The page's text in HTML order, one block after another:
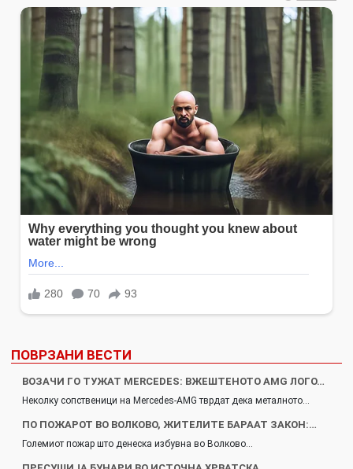
ПОВРЗАНИ ВЕСТИ
ВОЗАЧИ ГО ТУЖАТ MERCEDES: ВЖЕШТЕНОТО AMG ЛОГО…
Неколку сопственици на Mercedes-AMG тврдат дека металното…
ПО ПОЖАРОТ ВО ВОЛКОВО, ЖИТЕЛИТЕ БАРААТ ЗАКОН:…
Големиот пожар што денеска избувна во Волково…